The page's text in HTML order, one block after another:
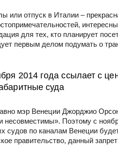
или отпуск в Италии –
для тех, кто планирует
первым делом подумать о
2014 года ссылает с
суда
мэр Венеции Джорджио
несовместимы». Поэтому с
судов по каналам Венеции
правительство, данный